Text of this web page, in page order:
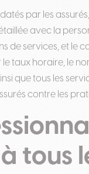
par les
avec la
de services, et le
taux horaire, le
que tous les
contre les
tous